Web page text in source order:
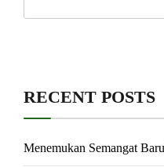
RECENT POSTS
Menemukan Semangat